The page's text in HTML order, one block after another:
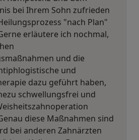
bei Ihrem Sohn zufrieden
"nach Plan"
erläutere ich nochmal,
und die
und
dazu geführt haben,
schwellungsfrei und
diese Maßnahmen sind
bei anderen Zahnärzten